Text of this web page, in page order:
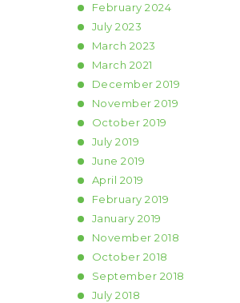
February2024
July2023
March 2023
March 2021
December2019
November2019
October 2019
July2019
June2019
April 2019
February2019
January 2019
November2018
October 2018
September 2018
July2018